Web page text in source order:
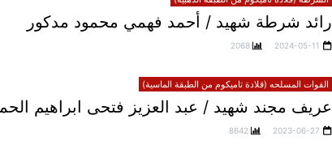
رائد شرطة شهيد / أحمد فهمي محمود مدكور
2024-05-11
2068
القوات المسلحه (قلادة تاميكوم من الطبقة الماسية)
عريف مجند شهيد / عبد العزيز فتحى ابراهيم
2023-06-27
8642